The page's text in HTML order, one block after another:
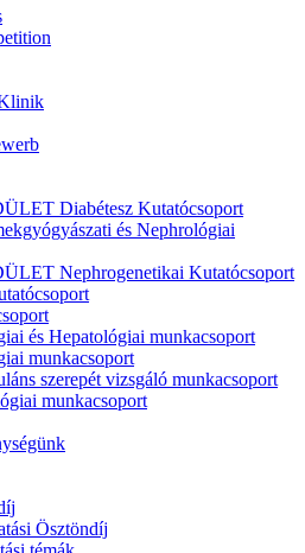
Diabétesz Kutatócsoport
és Nephrológiai
Nephrogenetikai Kutatócsoport
és Hepatológiai munkacsoport
munkacsoport
szerepét vizsgáló munkacsoport
munkacsoport
Ösztöndíj